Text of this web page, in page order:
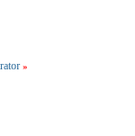
»